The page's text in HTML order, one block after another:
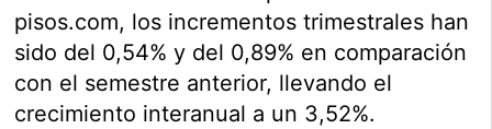
pisos.com, los incrementos trimestrales han
sido del 0,54% y del 0,89% en comparación
con el semestre anterior, llevando el
crecimiento interanual a un 3,52%.